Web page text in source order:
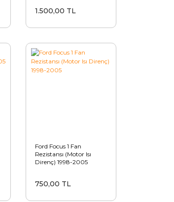
1.500,00 TL
Ford Focus 1 Fan
Rezistansı (Motor Isı
Direnç) 1998-2005
750,00 TL